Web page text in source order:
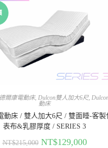
爾康電動床,Dulcon雙人加大6尺,
動床
動床 / 雙人加大6尺 / 雙面睡-客製
表布&乳膠厚度 / SERIES 3
NT$215,000 NT$129,000